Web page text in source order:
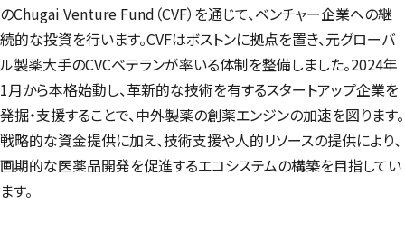
のChugai Venture Fund （CVF）を通じて、ベンチャー企業への継
続的な投資を行います。CVFはボストンに拠点を置き、元グローバ
ル製薬大手のCVCベテランが率いる体制を整備しました。2024年
1月から本格始動し、革新的な技術を有するスタートアップ企業を
発掘・支援することで、中外製薬の創薬エンジンの加速を図ります。
戦略的な資金提供に加え、技術支援や人的リソースの提供により、
画期的な医薬品開発を促進するエコシステムの構築を目指してい
ます。